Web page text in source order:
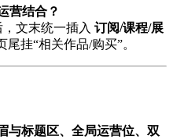
营结合？
文末统一插入 订阅/课程/展
尾挂“相关作品/购买”。
与标题区、全局运营位、双